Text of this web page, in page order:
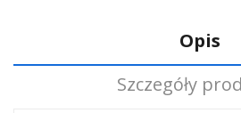
Opis
Szczegóły